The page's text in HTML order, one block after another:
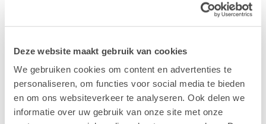
Deze website maakt gebruik van cookies
We gebruiken cookies om content en advertenties te
personaliseren, om functies voor social media te bieden
en om ons websiteverkeer te analyseren. Ook delen we
informatie over uw gebruik van onze site met onze
Prachtige 4K- en HD-stockvideoclips
voor elk project.